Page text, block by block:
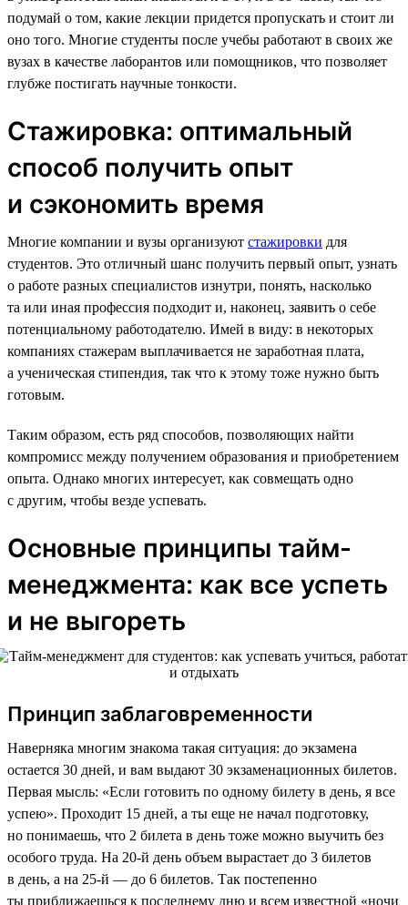
подумай о том, какие лекции придется пропускать и стоит ли
оно того. Многие студенты после учебы работают в своих же
вузах в качестве лаборантов или помощников, что позволяет
глубже постигать научные тонкости.
Стажировка: оптимальный
способ получить опыт
и сэкономить время
Многие компании и вузы организуют стажировки для
студентов. Это отличный шанс получить первый опыт, узнать
о работе разных специалистов изнутри, понять, насколько
та или иная профессия подходит и, наконец, заявить о себе
потенциальному работодателю. Имей в виду: в некоторых
компаниях стажерам выплачивается не заработная плата,
а ученическая стипендия, так что к этому тоже нужно быть
готовым.
Таким образом, есть ряд способов, позволяющих найти
компромисс между получением образования и приобретением
опыта. Однако многих интересует, как совмещать одно
с другим, чтобы везде успевать.
Основные принципы тайм-
менеджмента: как все успеть
и не выгореть
Принцип заблаговременности
Наверняка многим знакома такая ситуация: до экзамена
остается 30 дней, и вам выдают 30 экзаменационных билетов.
Первая мысль: «Если готовить по одному билету в день, я все
успею». Проходит 15 дней, а ты еще не начал подготовку,
но понимаешь, что 2 билета в день тоже можно выучить без
особого труда. На 20-й день объем вырастает до 3 билетов
в день, а на 25-й — до 6 билетов. Так постепенно
ты приближаешься к последнему дню и всем известной «ночи